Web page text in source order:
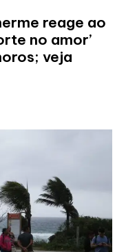
reage ao
no amor’
veja